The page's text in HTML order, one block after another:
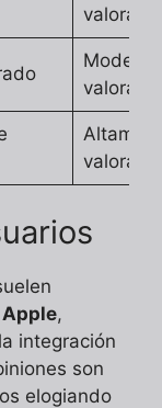
valorado
valorado
valorado
Apple,
integración
son
elogiando